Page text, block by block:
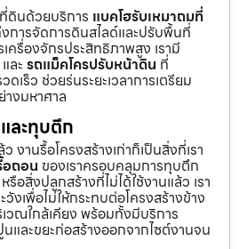
ดินด้วยบริการ แบคโฮรับเหมาถมที่
การจัดการดินสไลด์และปรับพื้นที่
รื่องจักรประสิทธิภาพสูง เรามี
และ รถแม็คโครปรับหน้าดิน ที่
เร็ว ช่วยร่นระยะเวลาการเตรียม
งมหาศาล
ละทุบตึก
งานรื้อโครงสร้างเก่าก็เป็นสิ่งที่เรา
อถอน ของเราครอบคลุมการทุบตึก
รือสิ่งปลูกสร้างที่ไม่ได้ใช้งานแล้ว เรา
งเพื่อไม่ให้กระทบต่อโครงสร้างข้าง
วณใกล้เคียง พร้อมทั้งมีบริการ
และขยะก่อสร้างออกจากไซต์งานจน